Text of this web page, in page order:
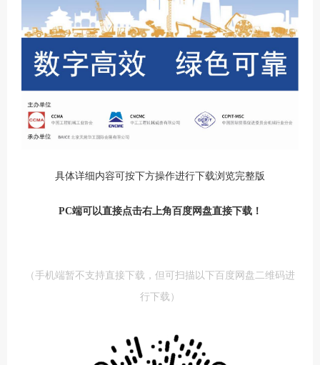
具体详细内容可按下方操作进行下载浏览完整版
PC端可以直接点击右上角百度网盘直接下载！
（手机端暂不支持直接下载，但可扫描以下百度网盘二维码进
行下载）